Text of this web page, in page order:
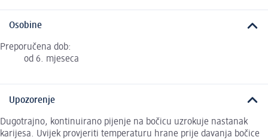
Osobine
Preporučena dob:
od 6. mjeseca
Upozorenje
Dugotrajno, kontinuirano pijenje na bočicu uzrokuje nastanak
karijesa. Uvijek provjeriti temperaturu hrane prije davanja bočice